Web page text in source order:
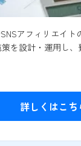
アフィリエイト
を設計・運用し
詳しくはこち